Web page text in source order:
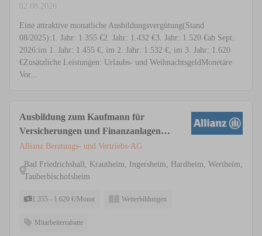
02.08.2026
Eine attraktive monatliche Ausbildungsvergütung(Stand
08/2025):1. Jahr: 1.355 €2. Jahr: 1.432 €3. Jahr: 1.520 €ab Sept.
2026:im 1. Jahr: 1.455 €, im 2. Jahr: 1.532 €, im 3. Jahr: 1.620
€Zusätzliche Leistungen: Urlaubs- und WeihnachtsgeldMonetäre
Vor...
Ausbildung zum Kaufmann für
Versicherungen und Finanzanlagen
(m/w/d)
Allianz Beratungs- und Vertriebs-AG
Bad Friedrichshall, Krautheim, Ingersheim, Hardheim, Wertheim,
Tauberbischofsheim
1.355 - 1.620 €/Monat Weiterbildungen
Mitarbeiterrabatte